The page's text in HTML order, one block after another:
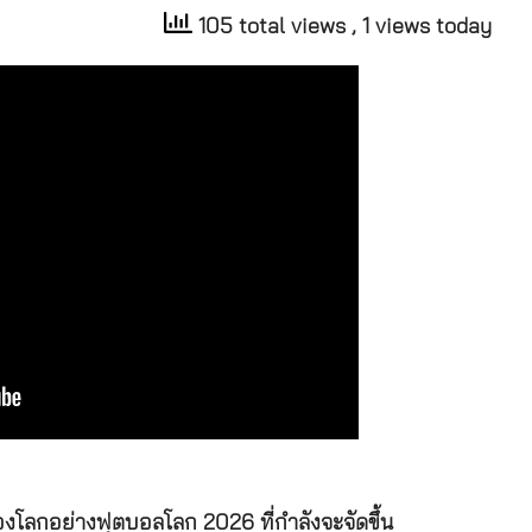
105 total views , 1 views today
ลกอย่างฟุตบอลโลก 2026 ที่กำลังจะจัดขึ้น